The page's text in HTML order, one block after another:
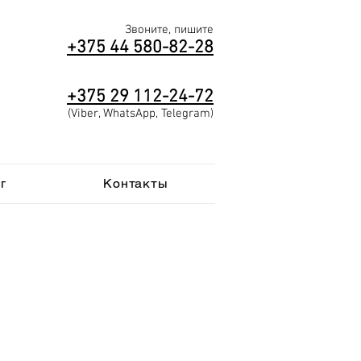
Звоните, пишите
+375 44 580-82-28
+375 29 112-24-72
(Viber, WhatsApp, Telegram)
Контакты